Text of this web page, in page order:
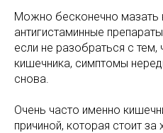
Можно бесконечно мазать
антигистаминные
если не разобраться с тем,
кишечника, симптомы
снова.
Очень часто именно
причиной, которая стоит